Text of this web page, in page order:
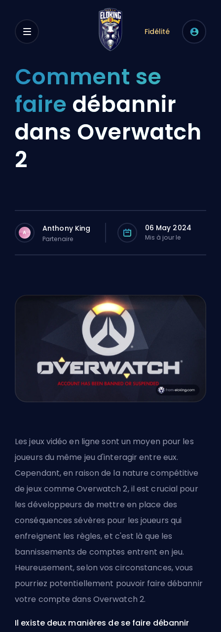
Fidélité
Comment se
faire débannir
dans Overwatch
2
A Anthony King
Partenaire
06 May 2024
Mis à jour le
Les jeux vidéo en ligne sont un moyen pour les
joueurs du même jeu d'interagir entre eux.
Cependant, en raison de la nature compétitive
de jeux comme Overwatch 2, il est crucial pour
les développeurs de mettre en place des
conséquences sévères pour les joueurs qui
enfreignent les règles, et c'est là que les
bannissements de comptes entrent en jeu.
Heureusement, selon vos circonstances, vous
pourriez potentiellement pouvoir faire débannir
votre compte dans Overwatch 2.
Il existe deux manières de se faire débannir